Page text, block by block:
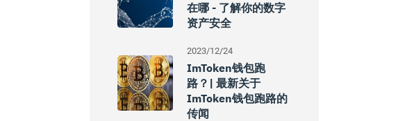
在哪 - 了解你的数字
资产安全
2023/12/24
ImToken钱包跑
路？| 最新关于
ImToken钱包跑路的
传闻